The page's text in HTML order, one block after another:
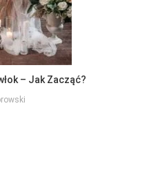
– Jak Zacząć?